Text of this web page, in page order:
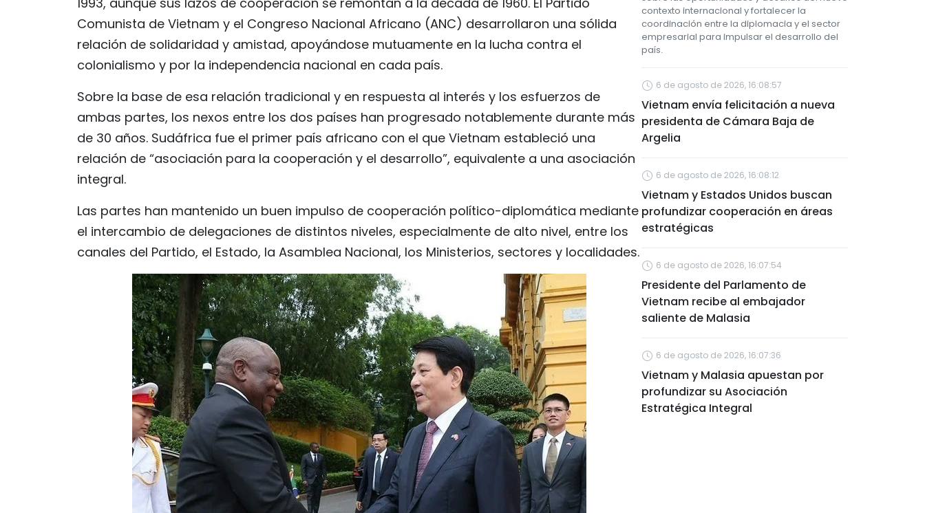
Comunista de Vietnam y el Congreso Nacional Africano (ANC) desarrollaron una sólida
relación de solidaridad y amistad, apoyándose mutuamente en la lucha contra el
colonialismo y por la independencia nacional en cada país.
Sobre la base de esa relación tradicional y en respuesta al interés y los esfuerzos de
ambas partes, los nexos entre los dos países han progresado notablemente durante más
de 30 años. Sudáfrica fue el primer país africano con el que Vietnam estableció una
relación de “asociación para la cooperación y el desarrollo”, equivalente a una asociación
integral.
Las partes han mantenido un buen impulso de cooperación político-diplomática mediante
el intercambio de delegaciones de distintos niveles, especialmente de alto nivel, entre los
canales del Partido, el Estado, la Asamblea Nacional, los Ministerios, sectores y localidades.
contexto internacional y fortalecer la
coordinación entre la diplomacia y el sector
empresarial para impulsar el desarrollo del
país.
6 de agosto de 2026, 16:08:57
Vietnam envía felicitación a nueva
presidenta de Cámara Baja de
Argelia
6 de agosto de 2026, 16:08:12
Vietnam y Estados Unidos buscan
profundizar cooperación en áreas
estratégicas
6 de agosto de 2026, 16:07:54
Presidente del Parlamento de
Vietnam recibe al embajador
saliente de Malasia
6 de agosto de 2026, 16:07:36
Vietnam y Malasia apuestan por
profundizar su Asociación
Estratégica Integral